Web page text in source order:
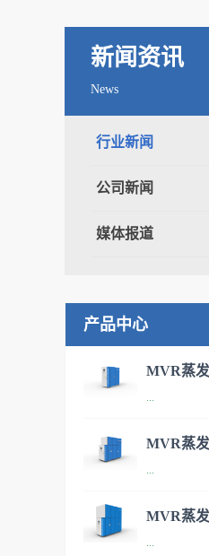
新闻资讯
News
行业新闻
公司新闻
媒体报道
产品中心
MVR蒸
污水处理
...
100L/h 年处
MVR蒸
污水处理
...
MVR蒸
...